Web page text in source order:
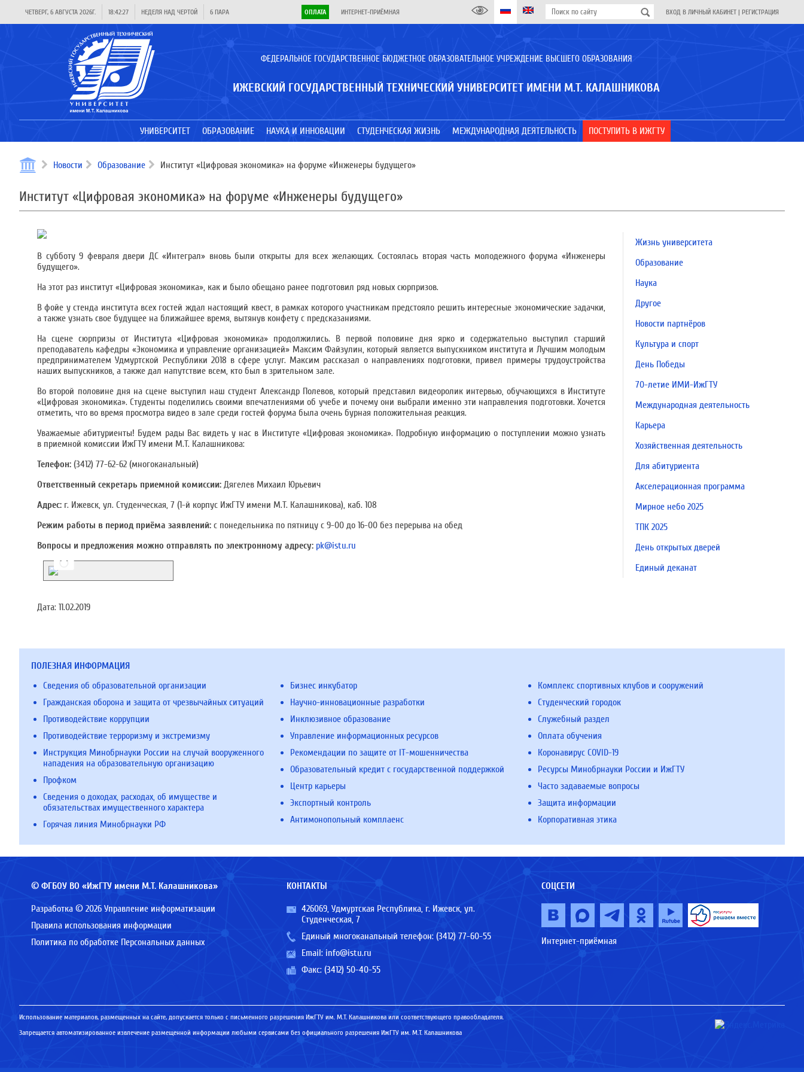
ЧЕТВЕРГ, 6 АВГУСТА 2026Г. 18:42:27 НЕДЕЛЯ НАД ЧЕРТОЙ 6 ПАРА ОПЛАТА ИНТЕРНЕТ-ПРИЁМНАЯ ВХОД В ЛИЧНЫЙ КАБИНЕТ | РЕГИСТРАЦИЯ
ФЕДЕРАЛЬНОЕ ГОСУДАРСТВЕННОЕ БЮДЖЕТНОЕ ОБРАЗОВАТЕЛЬНОЕ УЧРЕЖДЕНИЕ ВЫСШЕГО ОБРАЗОВАНИЯ
ИЖЕВСКИЙ ГОСУДАРСТВЕННЫЙ ТЕХНИЧЕСКИЙ УНИВЕРСИТЕТ ИМЕНИ М.Т. КАЛАШНИКОВА
УНИВЕРСИТЕТ ОБРАЗОВАНИЕ НАУКА И ИННОВАЦИИ СТУДЕНЧЕСКАЯ ЖИЗНЬ МЕЖДУНАРОДНАЯ ДЕЯТЕЛЬНОСТЬ ПОСТУПИТЬ В ИЖГТУ
Новости Образование Институт «Цифровая экономика» на форуме «Инженеры будущего»
Институт «Цифровая экономика» на форуме «Инженеры будущего»
В субботу 9 февраля двери ДС «Интеграл» вновь были открыты для всех желающих. Состоялась вторая часть молодежного форума «Инженеры
будущего».
На этот раз институт «Цифровая экономика», как и было обещано ранее подготовил ряд новых сюрпризов.
В фойе у стенда института всех гостей ждал настоящий квест, в рамках которого участникам предстояло решить интересные экономические задачки,
а также узнать свое будущее на ближайшее время, вытянув конфету с предсказаниями.
На сцене сюрпризы от Института «Цифровая экономика» продолжились. В первой половине дня ярко и содержательно выступил старший
преподаватель кафедры «Экономика и управление организацией» Максим Файзулин, который является выпускником института и Лучшим молодым
предпринимателем Удмуртской Республики 2018 в сфере услуг. Максим рассказал о направлениях подготовки, привел примеры трудоустройства
наших выпускников, а также дал напутствие всем, кто был в зрительном зале.
Во второй половине дня на сцене выступил наш студент Александр Полевов, который представил видеоролик интервью, обучающихся в Институте
«Цифровая экономика». Студенты поделились своими впечатлениями об учебе и почему они выбрали именно эти направления подготовки. Хочется
отметить, что во время просмотра видео в зале среди гостей форума была очень бурная положительная реакция.
Уважаемые абитуриенты! Будем рады Вас видеть у нас в Институте «Цифровая экономика». Подробную информацию о поступлении можно узнать
в приемной комиссии ИжГТУ имени М.Т. Калашникова:
Телефон: (3412) 77-62-62 (многоканальный)
Ответственный секретарь приемной комиссии: Дягелев Михаил Юрьевич
Адрес: г. Ижевск, ул. Студенческая, 7 (1-й корпус ИжГТУ имени М.Т. Калашникова), каб. 108
Режим работы в период приёма заявлений: с понедельника по пятницу с 9-00 до 16-00 без перерыва на обед
Вопросы и предложения можно отправлять по электронному адресу: pk@istu.ru
Дата: 11.02.2019
Жизнь университета
Образование
Наука
Другое
Новости партнёров
Культура и спорт
День Победы
70-летие ИМИ-ИжГТУ
Международная деятельность
Карьера
Хозяйственная деятельность
Для абитуриента
Акселерационная программа
Мирное небо 2025
ТПК 2025
День открытых дверей
Единый деканат
ПОЛЕЗНАЯ ИНФОРМАЦИЯ
Сведения об образовательной организации
Гражданская оборона и защита от чрезвычайных ситуаций
Противодействие коррупции
Противодействие терроризму и экстремизму
Инструкция Минобрнауки России на случай вооруженного
нападения на образовательную организацию
Профком
Сведения о доходах, расходах, об имуществе и
обязательствах имущественного характера
Горячая линия Минобрнауки РФ
Бизнес инкубатор
Научно-инновационные разработки
Инклюзивное образование
Управление информационных ресурсов
Рекомендации по защите от IT-мошенничества
Образовательный кредит с государственной поддержкой
Центр карьеры
Экспортный контроль
Антимонопольный комплаенс
Комплекс спортивных клубов и сооружений
Студенческий городок
Служебный раздел
Оплата обучения
Коронавирус COVID-19
Ресурсы Минобрнауки России и ИжГТУ
Часто задаваемые вопросы
Защита информации
Корпоративная этика
© ФГБОУ ВО «ИжГТУ имени М.Т. Калашникова»
Разработка © 2026 Управление информатизации
Правила использования информации
Политика по обработке Персональных данных
КОНТАКТЫ
426069, Удмуртская Республика, г. Ижевск, ул.
Студенческая, 7
Единый многоканальный телефон: (3412) 77-60-55
Email: info@istu.ru
Факс: (3412) 50-40-55
СОЦСЕТИ
Интернет-приёмная
Использование материалов, размещенных на сайте, допускается только с письменного разрешения ИжГТУ им. М.Т. Калашникова или соответствующего правообладателя.
Запрещается автоматизированное извлечение размещенной информации любыми сервисами без официального разрешения ИжГТУ им. М.Т. Калашникова